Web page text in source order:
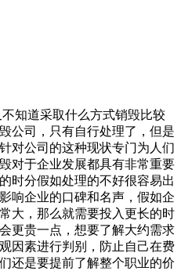
不知道采取什么方式销毁比较
公司，只有自行处理了，但是
对公司的这种现状专门为人们
对于企业发展都具有非常重要
时分假如处理的不好很容易出
响企业的口碑和名声，假如企
大，那么就需要投入更长的时
更贵一点，想要了解大约需求
因素进行判别，防止自己在费
还是要提前了解整个职业的价